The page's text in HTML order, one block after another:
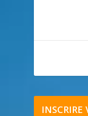
INSCRIRE